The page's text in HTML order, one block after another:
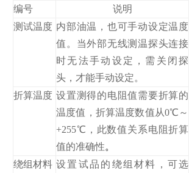
编号
说明
测试温度 内部油温，也可手动设定温度
值。当外部无线测温探头连接
时无法手动设定，需关闭探
头，才能手动设定。
折算温度 设置测得的电阻值需要折算的
温度值，折算温度数值从0℃～
+255℃，此数值关系电阻折算
值的准确性。
绕组材料 设置试品的绕组材料，可选